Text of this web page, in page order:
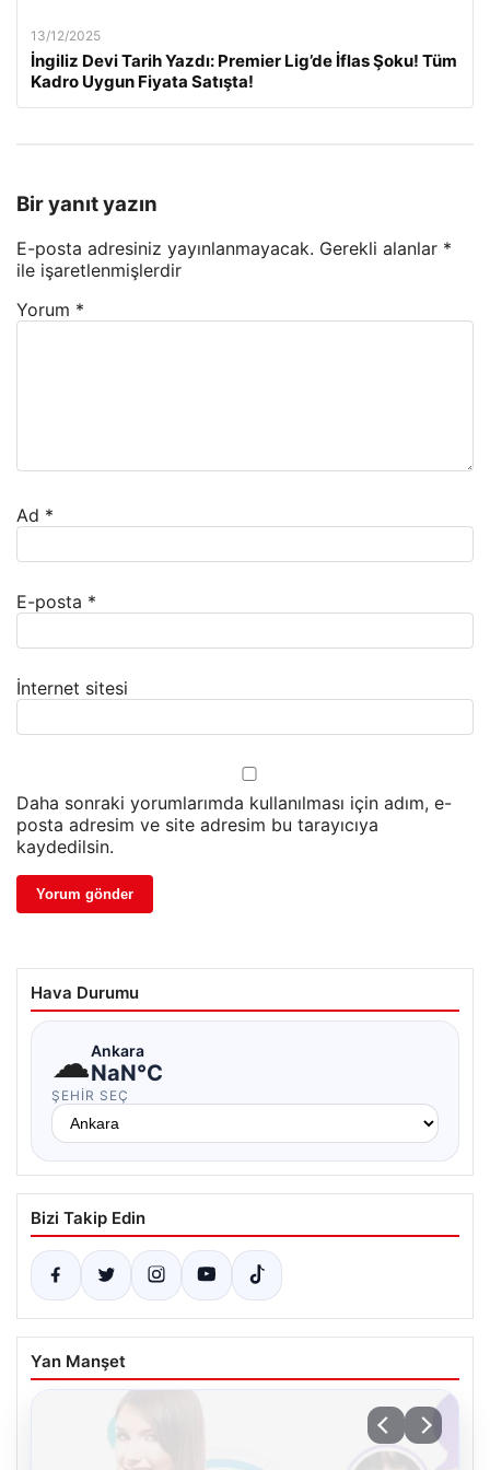
13/12/2025
İngiliz Devi Tarih Yazdı: Premier Lig’de İflas Şoku! Tüm
Kadro Uygun Fiyata Satışta!
Bir yanıt yazın
E-posta adresiniz yayınlanmayacak. Gerekli alanlar *
ile işaretlenmişlerdir
Yorum *
Ad *
E-posta *
İnternet sitesi
Daha sonraki yorumlarımda kullanılması için adım, e-
posta adresim ve site adresim bu tarayıcıya
kaydedilsin.
Hava Durumu
☁Ankara
NaN°C
ŞEHIR SEÇ
Bizi Takip Edin
Yan Manşet